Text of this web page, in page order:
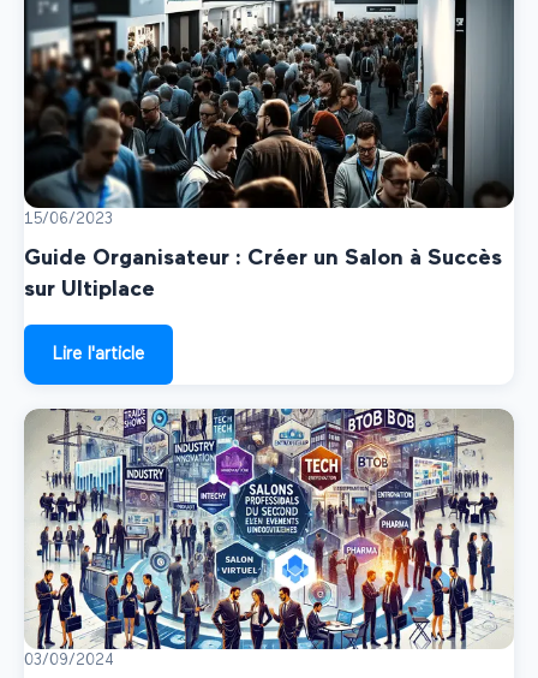
15/06/2023
Guide Organisateur : Créer un Salon à Succès
sur Ultiplace
Lire l'article
03/09/2024